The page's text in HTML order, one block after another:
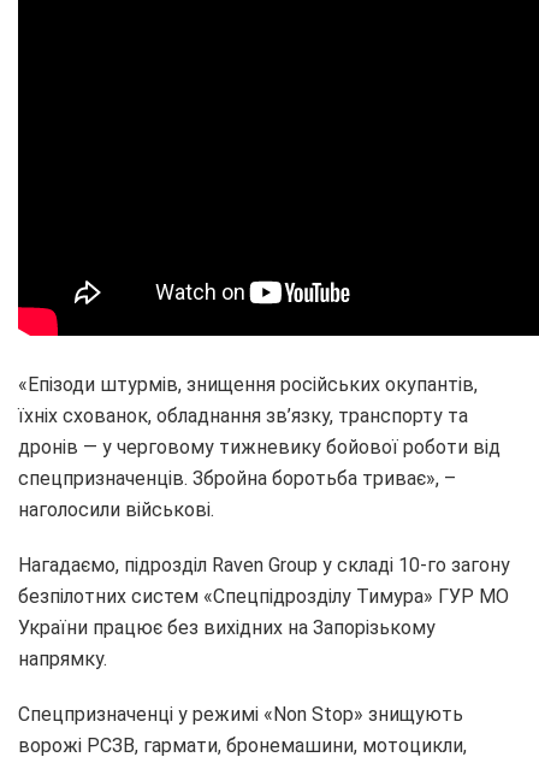
«Епізоди штурмів, знищення російських окупантів,
їхніх схованок, обладнання зв’язку, транспорту та
дронів ― у черговому тижневику бойової роботи від
спецпризначенців. Збройна боротьба триває», –
наголосили військові.
Нагадаємо, підрозділ Raven Group у складі 10-го загону
безпілотних систем «Спецпідрозділу Тимура» ГУР МО
України працює без вихідних на Запорізькому
напрямку.
Спецпризначенці у режимі «Non Stop» знищують
ворожі РСЗВ, гармати, бронемашини, мотоцикли,